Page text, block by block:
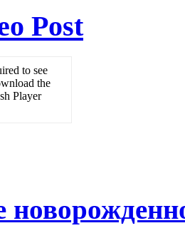
Post
to see
the
Player